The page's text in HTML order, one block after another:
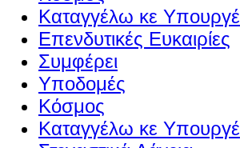
Καταγγέλω κε Υπουργέ
Επενδυτικές Ευκαιρίες
Συμφέρει
Υποδομές
Κόσμος
Καταγγέλω κε Υπουργέ